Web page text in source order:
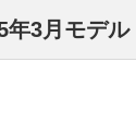
3月モデル